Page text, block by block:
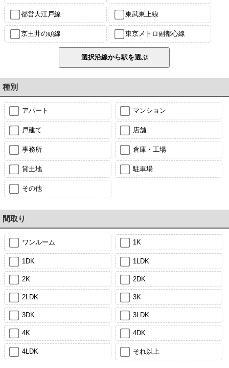
都営大江戸線 東武東上線
京王井の頭線 東京メトロ副都心線
種別
アパート マンション
戸建て 店舗
事務所 倉庫・工場
貸土地 駐車場
その他
間取り
ワンルーム 1K
1DK 1LDK
2K 2DK
2LDK 3K
3DK 3LDK
4K 4DK
4LDK それ以上